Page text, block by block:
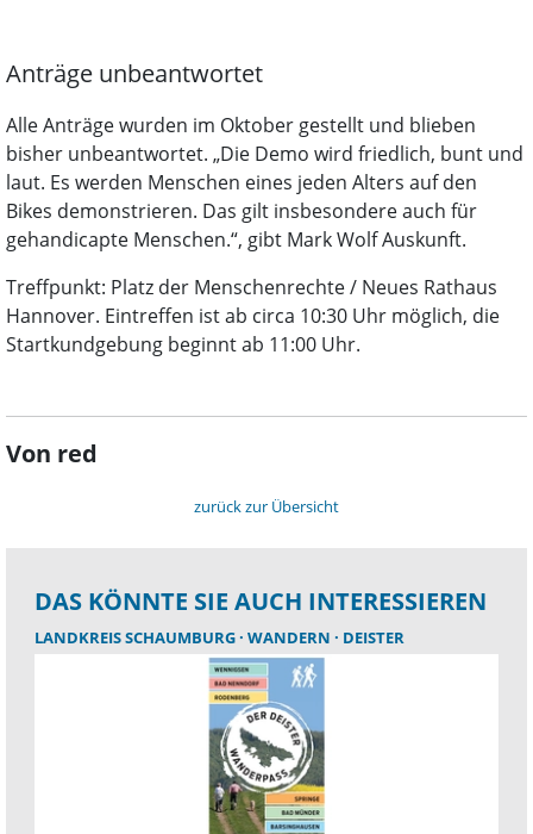
Anträge unbeantwortet
Alle Anträge wurden im Oktober gestellt und blieben
bisher unbeantwortet. „Die Demo wird friedlich, bunt und
laut. Es werden Menschen eines jeden Alters auf den
Bikes demonstrieren. Das gilt insbesondere auch für
gehandicapte Menschen.“, gibt Mark Wolf Auskunft.
Treffpunkt: Platz der Menschenrechte / Neues Rathaus
Hannover. Eintreffen ist ab circa 10:30 Uhr möglich, die
Startkundgebung beginnt ab 11:00 Uhr.
Von red
zurück zur Übersicht
DAS KÖNNTE SIE AUCH INTERESSIEREN
LANDKREIS SCHAUMBURG WANDERN DEISTER